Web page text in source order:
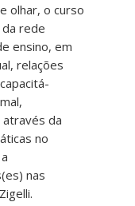
olhar, o curso
rede
ensino, em
relações
da
no
nas